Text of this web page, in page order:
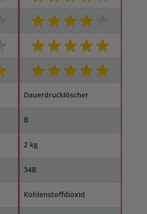
Dauerdrucklöscher
B
2 kg
34B
Kohlenstoffdioxid